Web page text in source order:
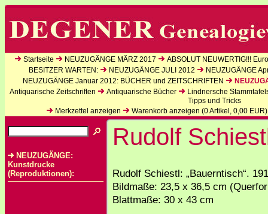
Startseite NEUZUGÄNGE MÄRZ 2017
ABSOLUT NEUWERTIG!!!
BESITZER WARTEN:
NEUZUGÄNGE JULI 2012
NEUZUGÄNGE
NEUZUGÄNGE Januar 2012: BÜCHER und ZEITSCHRIFTEN
Antiquarische Zeitschriften
Antiquarische Bücher
Lindnersche
Tipps und Tricks
Merkzettel anzeigen
Warenkorb anzeigen (0Artikel, 0,00 EUR)
NEUZUGÄNGE:
Kunstdrucke
(Reproduktionen):
Rudolf
Rudolf Schiestl: „Bauerntisch“.
Bildmaße: 23,5 x 36,5 cm
Blattmaße: 30 x 43 cm